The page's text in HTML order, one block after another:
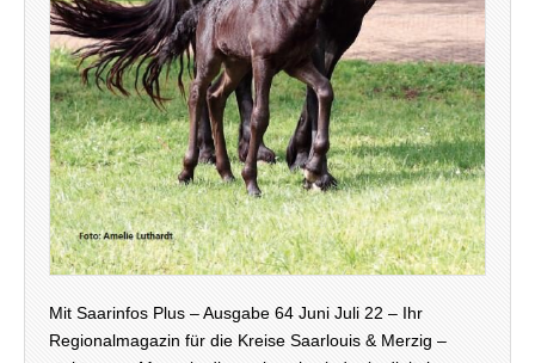
Mit Saarinfos Plus – Ausgabe 64 Juni Juli 22 – Ihr
Regionalmagazin für die Kreise Saarlouis & Merzig –